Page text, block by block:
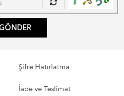
Şifre Hatırlatma
İade ve Teslimat